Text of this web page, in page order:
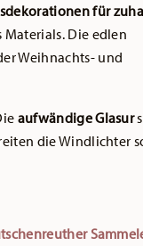
für
Die edlen
Weihnachts- und
aufwändige Glasur
die Windlichter